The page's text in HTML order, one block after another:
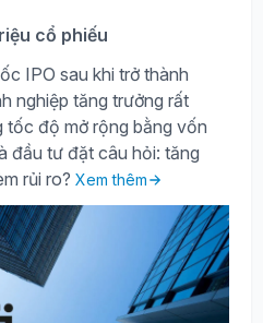
cổ phiếu
IPO sau khi trở thành
nghiệp tăng trưởng rất
tốc độ mở rộng bằng vốn
đầu tư đặt câu hỏi: tăng
rủi ro? Xem thêm